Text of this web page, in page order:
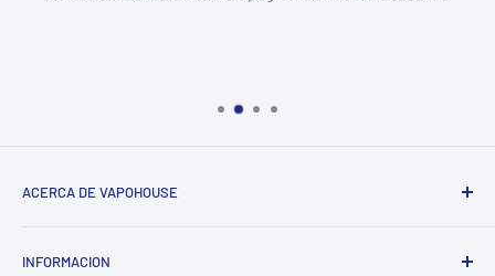
ACERCA DE VAPOHOUSE
costos de mantener un hogar, buscamos ofrecer los mejores
INFORMACION